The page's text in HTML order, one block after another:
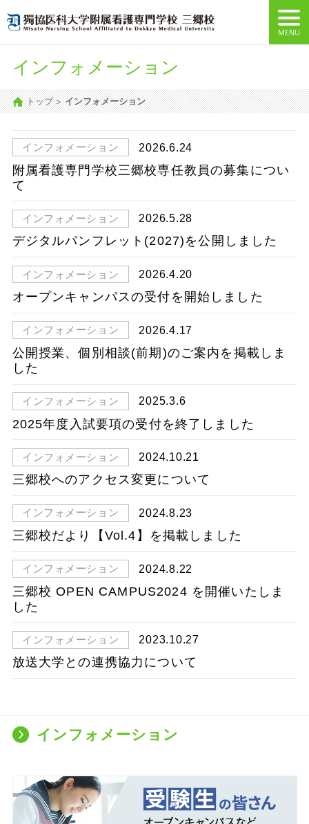
インフォメーション
トップ インフォメーション
インフォメーション 2026.6.24
附属看護専門学校三郷校専任教員の募集につい
て
インフォメーション 2026.5.28
デジタルパンフレット(2027)を公開しました
インフォメーション 2026.4.20
オープンキャンパスの受付を開始しました
インフォメーション 2026.4.17
公開授業、個別相談(前期)のご案内を掲載しま
した
インフォメーション 2025.3.6
2025年度入試要項の受付を終了しました
インフォメーション 2024.10.21
三郷校へのアクセス変更について
インフォメーション 2024.8.23
三郷校だより【Vol.4】を掲載しました
インフォメーション 2024.8.22
三郷校 OPEN CAMPUS2024 を開催いたしま
した
インフォメーション 2023.10.27
放送大学との連携協力について
インフォメーション